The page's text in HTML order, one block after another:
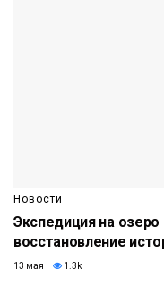
Новости
Экспедиция на
восстановление
13 мая 1.3k